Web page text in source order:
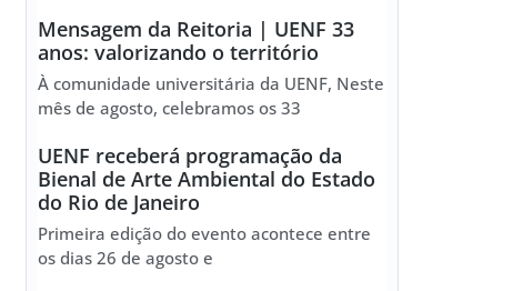
Mensagem da Reitoria | UENF 33
anos: valorizando o território
À comunidade universitária da UENF, Neste
mês de agosto, celebramos os 33
UENF receberá programação da
Bienal de Arte Ambiental do Estado
do Rio de Janeiro
Primeira edição do evento acontece entre
os dias 26 de agosto e